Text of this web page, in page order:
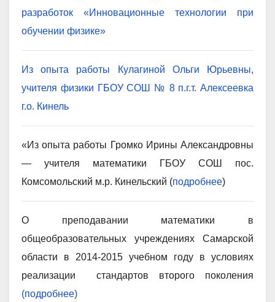
разработок «Инновационные технологии при
обучении физике»
Из опыта работы Кулагиной Ольги Юрьевны,
учителя физики ГБОУ СОШ № 8 п.г.т. Алексеевка
г.о. Кинель
«Из опыта работы Громко Ирины Александровны
— учителя математики ГБОУ СОШ пос.
Комсомольский м.р. Кинельский (подробнее)
О преподавании математики в
общеобразовательных учреждениях Самарской
области в 2014-2015 учебном году в условиях
реализации стандартов второго поколения
(подробнее)